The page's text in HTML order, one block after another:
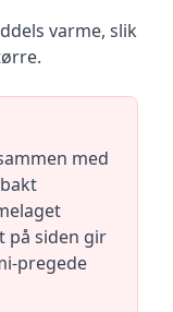
varme, slik
med
på siden gir
pregede